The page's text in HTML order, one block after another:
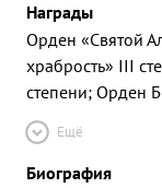
Награды
Орден «Святой
храбрость» III
степени; Орден
Ещё
Биография